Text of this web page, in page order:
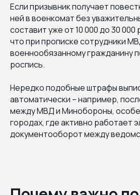
Если призывник получает
ней в военкомат без
составит уже от 10 000 до 30
что при прописке сотрудники
военнообязанному гражданину
роспись.
Нередко подобные штрафы
автоматически – например,
между МВД и Минобороны,
городах, где активно работает
документооборот между